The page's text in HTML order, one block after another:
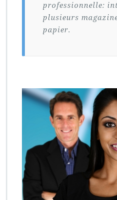
professionnelle:
plusieurs
papier.